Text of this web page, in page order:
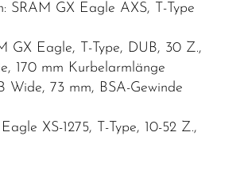
SRAM GX Eagle AXS, T-Type
GX Eagle, T-Type, DUB, 30 Z.,
170 mm Kurbelarmlänge
Wide, 73 mm, BSA-Gewinde
XS-1275, T-Type, 10-52 Z.,